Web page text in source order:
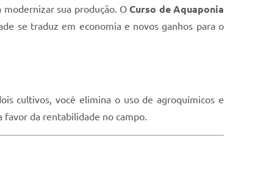
sua produção. OCurso de Aquaponia
se traduz em economia e novos ganhos para o
cultivos, você elimina o uso de agroquímicos e
da rentabilidade no campo.